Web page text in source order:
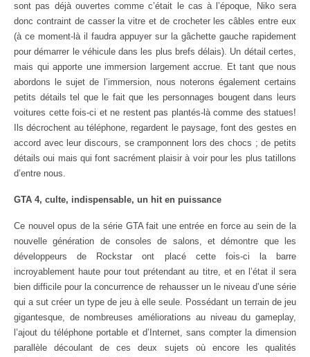
sont pas déjà ouvertes comme c’était le cas à l’époque, Niko sera
donc contraint de casser la vitre et de crocheter les câbles entre eux
(à ce moment-là il faudra appuyer sur la gâchette gauche rapidement
pour démarrer le véhicule dans les plus brefs délais). Un détail certes,
mais qui apporte une immersion largement accrue. Et tant que nous
abordons le sujet de l’immersion, nous noterons également certains
petits détails tel que le fait que les personnages bougent dans leurs
voitures cette fois-ci et ne restent pas plantés-là comme des statues!
Ils décrochent au téléphone, regardent le paysage, font des gestes en
accord avec leur discours, se cramponnent lors des chocs ; de petits
détails oui mais qui font sacrément plaisir à voir pour les plus tatillons
d’entre nous.
GTA 4, culte, indispensable, un hit en puissance
Ce nouvel opus de la série GTA fait une entrée en force au sein de la
nouvelle génération de consoles de salons, et démontre que les
développeurs de Rockstar ont placé cette fois-ci la barre
incroyablement haute pour tout prétendant au titre, et en l’état il sera
bien difficile pour la concurrence de rehausser un le niveau d’une série
qui a sut créer un type de jeu à elle seule. Possédant un terrain de jeu
gigantesque, de nombreuses améliorations au niveau du gameplay,
l’ajout du téléphone portable et d’Internet, sans compter la dimension
parallèle découlant de ces deux sujets où encore les qualités